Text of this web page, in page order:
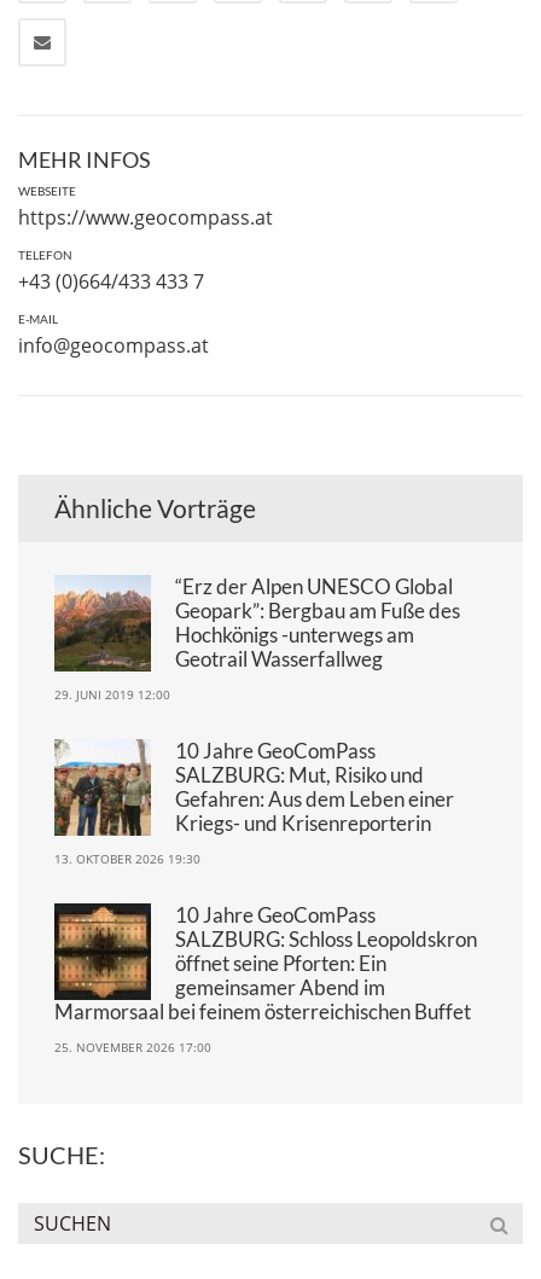
MEHR INFOS
WEBSEITE
https://www.geocompass.at
TELEFON
+43 (0)664/433 433 7
E-MAIL
info@geocompass.at
Ähnliche Vorträge
“Erz der Alpen UNESCO Global
Geopark”: Bergbau am Fuße des
Hochkönigs -unterwegs am
Geotrail Wasserfallweg
29. JUNI 2019 12:00
10 Jahre GeoComPass
SALZBURG: Mut, Risiko und
Gefahren: Aus dem Leben einer
Kriegs- und Krisenreporterin
13. OKTOBER 2026 19:30
10 Jahre GeoComPass
SALZBURG: Schloss Leopoldskron
öffnet seine Pforten: Ein
gemeinsamer Abend im
Marmorsaal bei feinem österreichischen Buffet
25. NOVEMBER 2026 17:00
SUCHE: